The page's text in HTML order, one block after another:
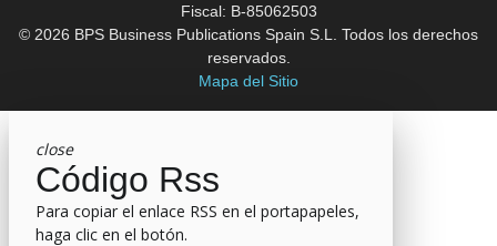
Fiscal: B-85062503
© 2026 BPS Business Publications Spain S.L. Todos los derechos
reservados.
Mapa del Sitio
close
Código Rss
Para copiar el enlace RSS en el portapapeles,
haga clic en el botón.